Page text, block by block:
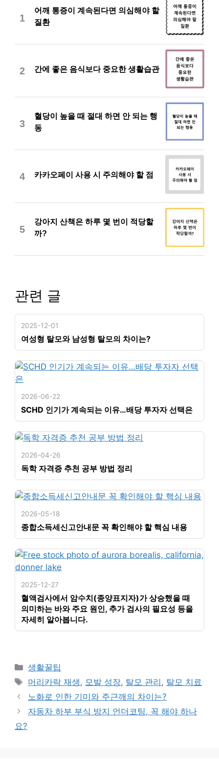
1
어깨 통증이 계속된다면 의심해야 할
질환
2 간에 좋은 음식보다 중요한 생활습관
3
혈당이 높을 때 절대 하면 안 되는 행
동
4 카카오페이 사용 시 주의해야 할 점
5
강아지 산책은 하루 몇 번이 적당할
까?
관련 글
2025-12-01
여성형 탈모와 남성형 탈모의 차이는?
2026-06-22
SCHD 인기가 계속되는 이유…배당 투자자 선택은
2026-04-26
독학 자격증 추천 공부 방법 정리
2026-05-18
종합소득세신고안내문 꼭 확인해야 할 핵심 내용
2025-12-27
혈액검사에서 암수치(종양표지자)가 상승했을 때
의미하는 바와 주요 원인, 추가 검사의 필요성 등을
자세히 알아봅니다.
카
테
리
생활꿀팁
태
그
머리카락 재생, 모발 성장, 탈모 관리 , 탈모 치료
노화로 인한 기미와 주근깨의 차이는?
자동차 하부 부식 방지 언더코팅, 꼭 해야 하나
요?